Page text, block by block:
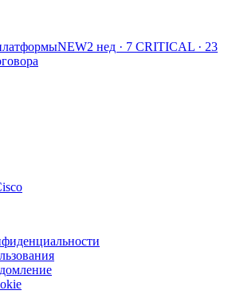
NEW2 нед · 7 CRITICAL · 23